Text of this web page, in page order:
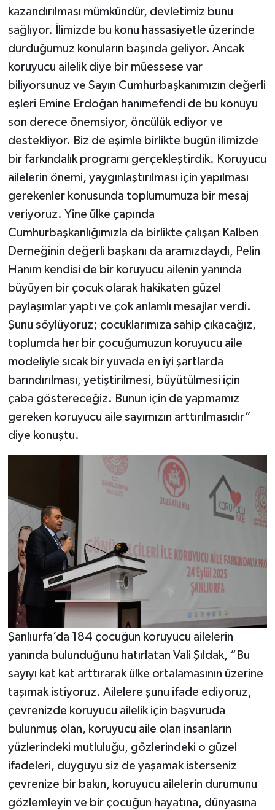
kazandırılması mümkündür, devletimiz bunu
sağlıyor. İlimizde bu konu hassasiyetle üzerinde
durduğumuz konuların başında geliyor. Ancak
koruyucu ailelik diye bir müessese var
biliyorsunuz ve Sayın Cumhurbaşkanımızın değerli
eşleri Emine Erdoğan hanımefendi de bu konuyu
son derece önemsiyor, öncülük ediyor ve
destekliyor. Biz de eşimle birlikte bugün ilimizde
bir farkındalık programı gerçekleştirdik. Koruyucu
ailelerin önemi, yaygınlaştırılması için yapılması
gerekenler konusunda toplumumuza bir mesaj
veriyoruz. Yine ülke çapında
Cumhurbaşkanlığımızla da birlikte çalışan Kalben
Derneğinin değerli başkanı da aramızdaydı, Pelin
Hanım kendisi de bir koruyucu ailenin yanında
büyüyen bir çocuk olarak hakikaten güzel
paylaşımlar yaptı ve çok anlamlı mesajlar verdi.
Şunu söylüyoruz; çocuklarımıza sahip çıkacağız,
toplumda her bir çocuğumuzun koruyucu aile
modeliyle sıcak bir yuvada en iyi şartlarda
barındırılması, yetiştirilmesi, büyütülmesi için
çaba göstereceğiz. Bunun için de yapmamız
gereken koruyucu aile sayımızın arttırılmasıdır”
diye konuştu.
Şanlıurfa’da 184 çocuğun koruyucu ailelerin
yanında bulunduğunu hatırlatan Vali Şıldak, “Bu
sayıyı kat kat arttırarak ülke ortalamasının üzerine
taşımak istiyoruz. Ailelere şunu ifade ediyoruz,
çevrenizde koruyucu ailelik için başvuruda
bulunmuş olan, koruyucu aile olan insanların
yüzlerindeki mutluluğu, gözlerindeki o güzel
ifadeleri, duyguyu siz de yaşamak isterseniz
çevrenize bir bakın, koruyucu ailelerin durumunu
gözlemleyin ve bir çocuğun hayatına, dünyasına